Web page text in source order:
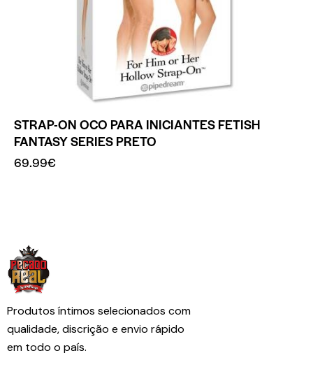
STRAP-ON OCO PARA INICIANTES FETISH
FANTASY SERIES PRETO
69.99€
Produtos íntimos selecionados com
qualidade, discrição e envio rápido
em todo o país.